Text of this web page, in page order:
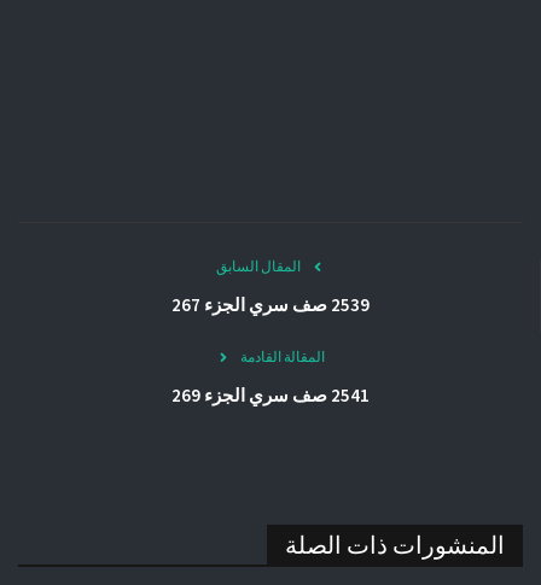
المقال السابق
2539 صف سري الجزء 267
المقالة القادمة
2541 صف سري الجزء 269
المنشورات ذات الصلة